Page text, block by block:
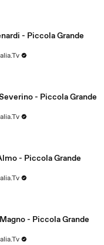
- Piccola Grande
- Piccola Grande
- Piccola Grande
- Piccola Grande